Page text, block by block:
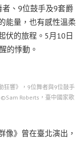
、9位鼓手及9套爵
能量，也有感性溫柔
伏的旅程。5月10日
的悸動。
狂響》，9位舞者與9位鼓手
Roberts，臺中國家歌
像》曾在臺北演出，